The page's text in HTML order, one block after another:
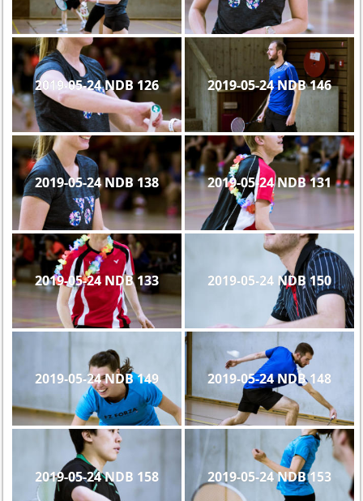
2019-05-24 NDB 126 2019-05-24 NDB 146
2019-05-24 NDB 138 2019-05-24 NDB 131
2019-05-24 NDB 133 2019-05-24 NDB 150
2019-05-24 NDB 149 2019-05-24 NDB 148
2019-05-24 NDB 158 2019-05-24 NDB 153